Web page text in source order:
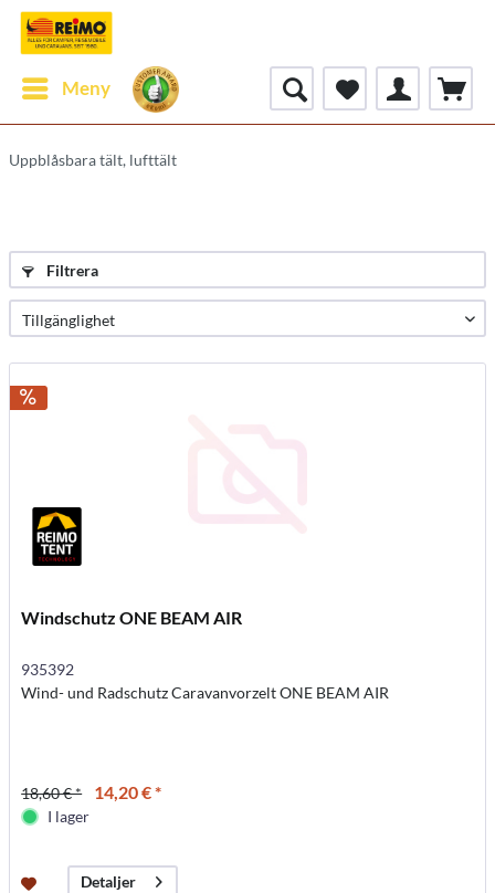
Meny
Uppblåsbara tält, lufttält
Filtrera
Windschutz ONE BEAM AIR
935392
Wind- und Radschutz Caravanvorzelt ONE BEAM AIR
18,60 € * 14,20 € *
I lager
Detaljer